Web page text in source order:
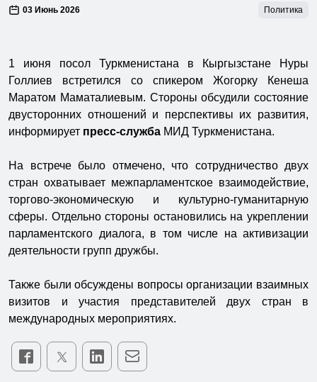
03 Июнь 2026 Политика
1 июня посол Туркменистана в Кыргызстане Нуры
Голлиев встретился со спикером Жогорку Кенеша
Маратом Маматалиевым. Стороны обсудили состояние
двусторонних отношений и перспективы их развития,
информирует пресс-служба МИД Туркменистана.
На встрече было отмечено, что сотрудничество двух
стран охватывает межпарламентское взаимодействие,
торгово-экономическую и культурно-гуманитарную
сферы. Отдельно стороны остановились на укреплении
парламентского диалога, в том числе на активизации
деятельности групп дружбы.
Также были обсуждены вопросы организации взаимных
визитов и участия представителей двух стран в
международных мероприятиях.